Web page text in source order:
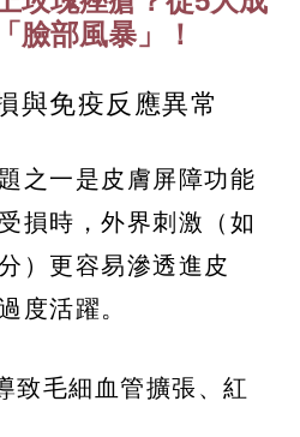
臉部風暴」！
與免疫反應異常
之一是皮膚屏障功能
損時，外界刺激（如
）更容易滲透進皮
度活躍。
致毛細血管擴張、紅